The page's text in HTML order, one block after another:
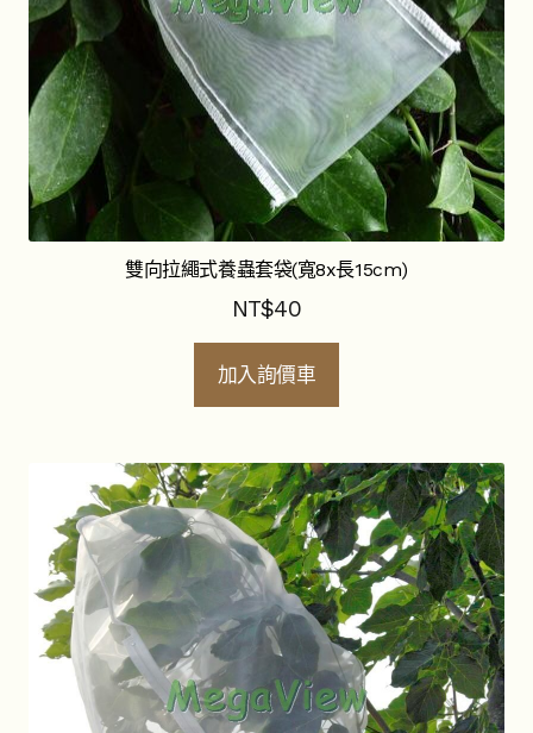
雙向拉繩式養蟲套袋(寬8x長15cm)
NT$40
加入詢價車